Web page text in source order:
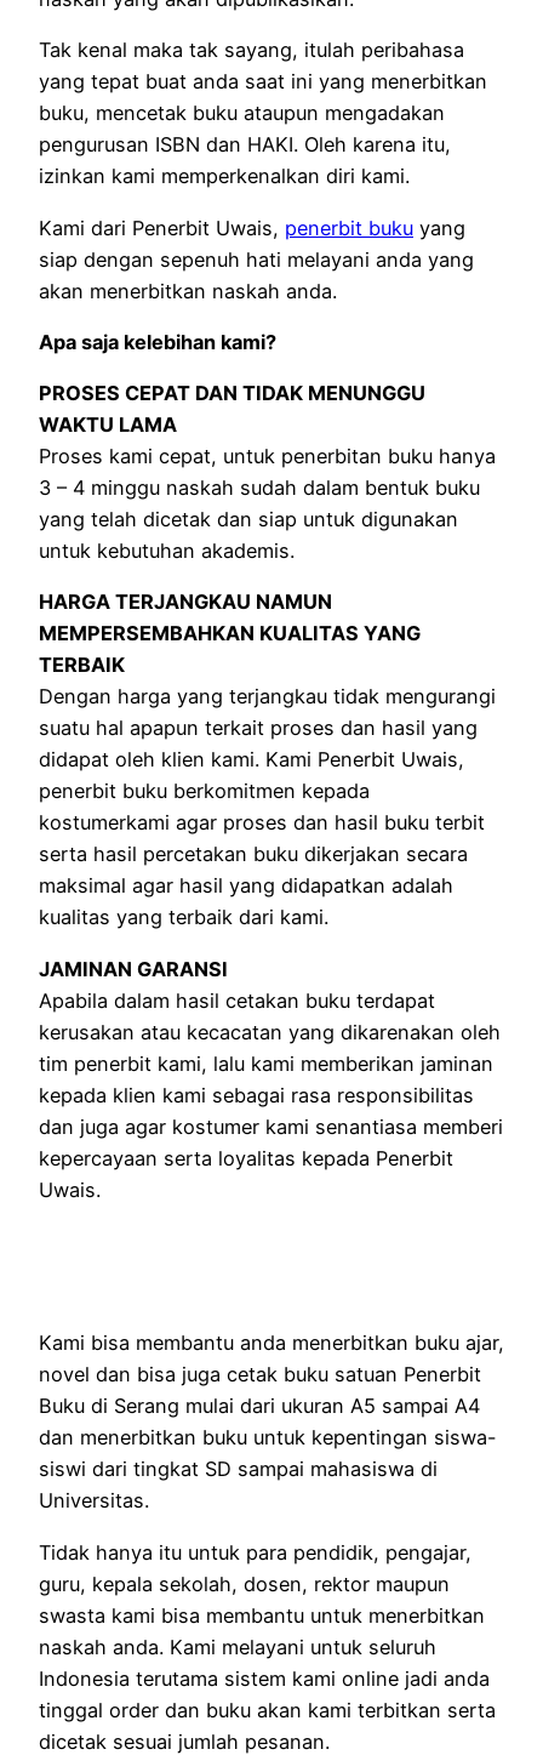
Tak kenal maka tak sayang, itulah peribahasa
yang tepat buat anda saat ini yang menerbitkan
buku, mencetak buku ataupun mengadakan
pengurusan ISBN dan HAKI. Oleh karena itu,
izinkan kami memperkenalkan diri kami.
Kami dari Penerbit Uwais, penerbit buku yang
siap dengan sepenuh hati melayani anda yang
akan menerbitkan naskah anda.
Apa saja kelebihan kami?
PROSES CEPAT DAN TIDAK MENUNGGU
WAKTU LAMA
Proses kami cepat, untuk penerbitan buku hanya
3 – 4 minggu naskah sudah dalam bentuk buku
yang telah dicetak dan siap untuk digunakan
untuk kebutuhan akademis.
HARGA TERJANGKAU NAMUN
MEMPERSEMBAHKAN KUALITAS YANG
TERBAIK
Dengan harga yang terjangkau tidak mengurangi
suatu hal apapun terkait proses dan hasil yang
didapat oleh klien kami. Kami Penerbit Uwais,
penerbit buku berkomitmen kepada
kostumerkami agar proses dan hasil buku terbit
serta hasil percetakan buku dikerjakan secara
maksimal agar hasil yang didapatkan adalah
kualitas yang terbaik dari kami.
JAMINAN GARANSI
Apabila dalam hasil cetakan buku terdapat
kerusakan atau kecacatan yang dikarenakan oleh
tim penerbit kami, lalu kami memberikan jaminan
kepada klien kami sebagai rasa responsibilitas
dan juga agar kostumer kami senantiasa memberi
kepercayaan serta loyalitas kepada Penerbit
Uwais.
Kami bisa membantu anda menerbitkan buku ajar,
novel dan bisa juga cetak buku satuan Penerbit
Buku di Serang mulai dari ukuran A5 sampai A4
dan menerbitkan buku untuk kepentingan siswa-
siswi dari tingkat SD sampai mahasiswa di
Universitas.
Tidak hanya itu untuk para pendidik, pengajar,
guru, kepala sekolah, dosen, rektor maupun
swasta kami bisa membantu untuk menerbitkan
naskah anda. Kami melayani untuk seluruh
Indonesia terutama sistem kami online jadi anda
tinggal order dan buku akan kami terbitkan serta
dicetak sesuai jumlah pesanan.